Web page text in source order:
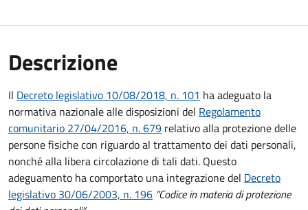
Descrizione
Il Decreto legislativo 10/08/2018, n. 101 ha adeguato la
normativa nazionale alle disposizioni del Regolamento
comunitario 27/04/2016, n. 679 relativo alla protezione delle
persone fisiche con riguardo al trattamento dei dati personali,
nonché alla libera circolazione di tali dati. Questo
adeguamento ha comportato una integrazione del Decreto
legislativo 30/06/2003, n. 196 “Codice in materia di protezione